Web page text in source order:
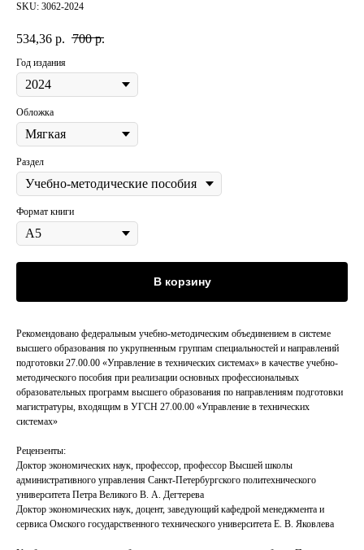
SKU: 3062-2024
534,36 р. 700 р.
Год издания
Обложка
Раздел
Формат книги
В корзину
Рекомендовано федеральным учебно-методическим объединением в системе
высшего образования по укрупненным группам специальностей и направлений
подготовки 27.00.00 «Управление в технических системах» в качестве учебно-
методического пособия при реализации основных профессиональных
образовательных программ высшего образования по направлениям подготовки
магистратуры, входящим в УГСН 27.00.00 «Управление в технических
системах»
Рецензенты:
Доктор экономических наук, профессор, профессор Высшей школы
административного управления Санкт-Петербургского политехнического
университета Петра Великого В. А. Дегтерева
Доктор экономических наук, доцент, заведующий кафедрой менеджмента и
сервиса Омского государственного технического университета Е. В. Яковлева